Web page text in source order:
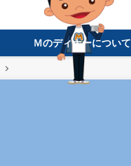
Ｍのディナーについて